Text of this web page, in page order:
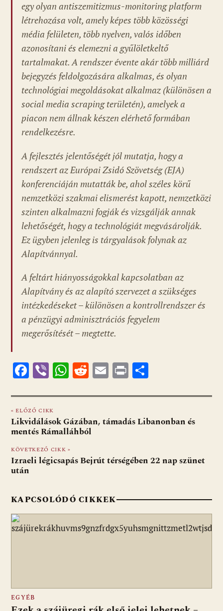
egy olyan antiszemitizmus-monitoring platform
létrehozása volt, amely képes több közösségi
média felületen, több nyelven, valós időben
azonosítani és elemezni a gyűlöletkeltő
tartalmakat. A rendszer évente akár több milliárd
bejegyzés feldolgozására alkalmas, és olyan
technológiai megoldásokat alkalmaz (különösen a
social media scraping területén), amelyek a
piacon nem állnak készen elérhető formában
rendelkezésre.
A fejlesztés jelentőségét jól mutatja, hogy a
rendszert az Európai Zsidó Szövetség (EJA)
konferenciáján mutatták be, ahol széles körű
nemzetközi szakmai elismerést kapott, nemzetközi
szinten alkalmazni fogják és vizsgálják annak
lehetőségét, hogy a technológiát megvásárolják.
Ez ügyben jelenleg is tárgyalások folynak az
Alapítvánnyal.
A feltárt hiányosságokkal kapcsolatban az
Alapítvány és az alapító szervezet a szükséges
intézkedéseket – különösen a kontrollrendszer és
a pénzügyi adminisztrációs fegyelem
megerősítését – megtette.
F
e
b
o
o
k
Vi
er
W
at
s
A
p
p
R
d
di
t
E
ai
l
Pr
t za
m
« ELŐZŐ CIKK
Likvidálások Gázában, támadás Libanonban és
mentés Rámalláhból
KÖVETKEZŐ CIKK »
Izraeli légicsapás Bejrút térségében 22 nap szünet
után
KAPCSOLÓDÓ CIKKEK
EGYÉB